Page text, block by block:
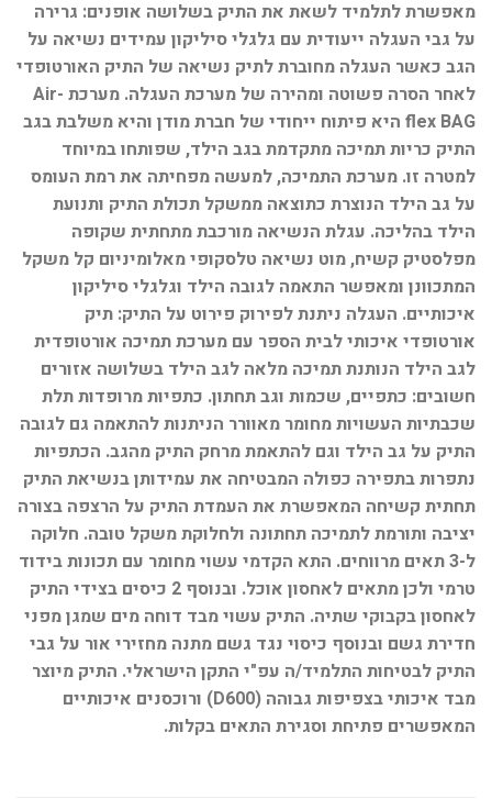
מאפשרת לתלמיד לשאת את התיק בשלושה אופנים: גרירה
על גבי העגלה ייעודית עם גלגלי סיליקון עמידים נשיאה על
הגב כאשר העגלה מחוברת לתיק נשיאה של התיק האורטופדי
לאחר הסרה פשוטה ומהירה של מערכת העגלה. מערכת Air-
flex BAG היא פיתוח ייחודי של חברת מודן והיא משלבת בגב
התיק כריות תמיכה מתקדמת בגב הילד, שפותחו במיוחד
למטרה זו. מערכת התמיכה, למעשה מפחיתה את רמת העומס
על גב הילד הנוצרת כתוצאה ממשקל תכולת התיק ותנועת
הילד בהליכה. עגלת הנשיאה מורכבת מתחתית שקופה
מפלסטיק קשיח, מוט נשיאה טלסקופי מאלומיניום קל משקל
המתכוונן ומאפשר התאמה לגובה הילד וגלגלי סיליקון
איכותיים. העגלה ניתנת לפירוק פירוט על התיק: תיק
אורטופדי איכותי לבית הספר עם מערכת תמיכה אורטופדית
לגב הילד הנותנת תמיכה מלאה לגב הילד בשלושה אזורים
חשובים: כתפיים, שכמות וגב תחתון. כתפיות מרופדות תלת
שכבתיות העשויות מחומר מאוורר הניתנות להתאמה גם לגובה
התיק על גב הילד וגם להתאמת מרחק התיק מהגב. הכתפיות
נתפרות בתפירה כפולה המבטיחה את עמידותן בנשיאת התיק
תחתית קשיחה המאפשרת את העמדת התיק על הרצפה בצורה
יציבה ותורמת לתמיכה תחתונה ולחלוקת משקל טובה. חלוקה
ל-3 תאים מרווחים. התא הקדמי עשוי מחומר עם תכונות בידוד
טרמי ולכן מתאים לאחסון אוכל. ובנוסף 2 כיסים בצידי התיק
לאחסון בקבוקי שתיה. התיק עשוי מבד דוחה מים שמגן מפני
חדירת גשם ובנוסף כיסוי נגד גשם מתנה מחזירי אור על גבי
התיק לבטיחות התלמיד/ה עפ"י התקן הישראלי. התיק מיוצר
מבד איכותי בצפיפות גבוהה (D600) ורוכסנים איכותיים
המאפשרים פתיחת וסגירת התאים בקלות.